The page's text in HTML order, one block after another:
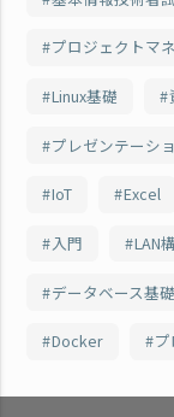
プロジェクトマ
Linux基礎
プレゼンテーシ
IoT Excel
入門 LAN
データベース基礎
Docker